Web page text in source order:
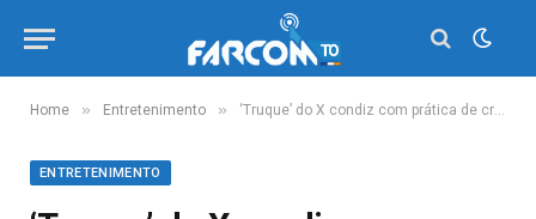
Home » Entretenimento » ‘Truque’ do X condiz com prática de criminosos que fazem pirataria online, diz presidente da Anatel
ENTRETENIMENTO